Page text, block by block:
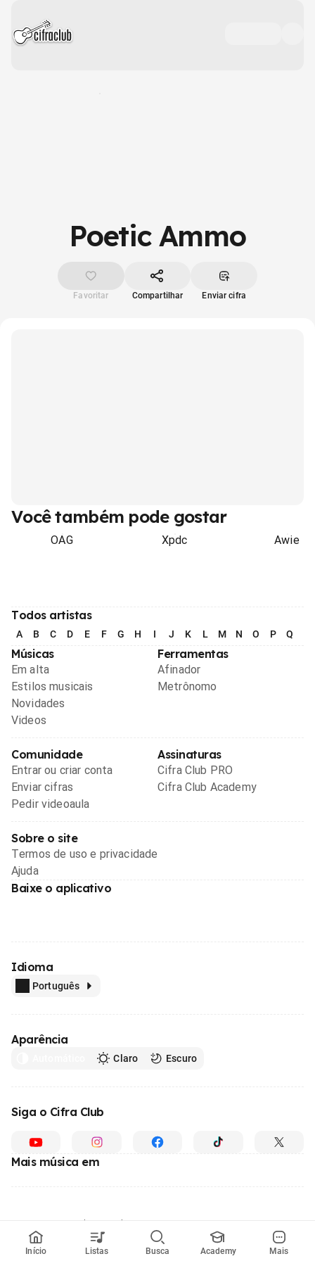
Início Listas Busca Academy Mais
Poetic Ammo
Favoritar Compartilhar Enviar cifra
Você também pode gostar
OAG Xpdc Awie
Todos artistas
A B C D E F G H I J K L M N O P Q
Músicas
Em alta
Estilos musicais
Novidades
Videos
Ferramentas
Afinador
Metrônomo
Comunidade
Entrar ou criar conta
Enviar cifras
Pedir videoaula
Assinaturas
Cifra Club PRO
Cifra Club Academy
Sobre o site
Termos de uso e privacidade
Ajuda
Baixe o aplicativo
Idioma
Português
Aparência
Claro Escuro
Siga o Cifra Club
Mais música em
© 1996 - 2026, o maior site de ensino de música do Brasil